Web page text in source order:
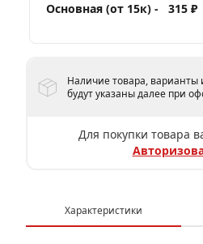
Основная (от 15к) -
315 ₽
Наличие товара, варианты
будут указаны далее при
Для покупки товара
Характеристики